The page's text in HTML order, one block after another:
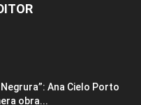
Ana Cielo Porto
obra...